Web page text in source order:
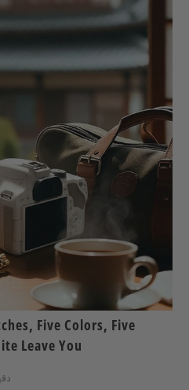
Five Colors, Five
Leave You
6